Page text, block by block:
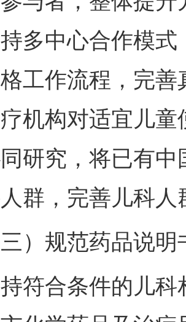
多中心合作模
工作流程，完
机构对适宜儿
研究，将已有
群，完善儿科
规范药品说明
合条件的儿科